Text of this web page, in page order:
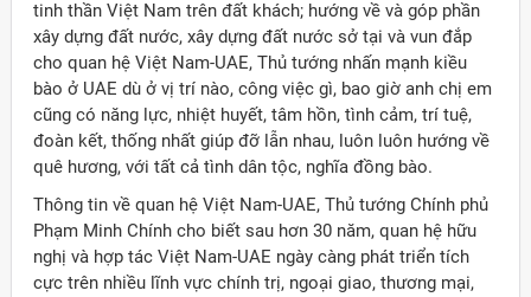
tinh thần Việt Nam trên đất khách; hướng về và góp phần
xây dựng đất nước, xây dựng đất nước sở tại và vun đắp
cho quan hệ Việt Nam-UAE, Thủ tướng nhấn mạnh kiều
bào ở UAE dù ở vị trí nào, công việc gì, bao giờ anh chị em
cũng có năng lực, nhiệt huyết, tâm hồn, tình cảm, trí tuệ,
đoàn kết, thống nhất giúp đỡ lẫn nhau, luôn luôn hướng về
quê hương, với tất cả tình dân tộc, nghĩa đồng bào.
Thông tin về quan hệ Việt Nam-UAE, Thủ tướng Chính phủ
Phạm Minh Chính cho biết sau hơn 30 năm, quan hệ hữu
nghị và hợp tác Việt Nam-UAE ngày càng phát triển tích
cực trên nhiều lĩnh vực chính trị, ngoại giao, thương mại,